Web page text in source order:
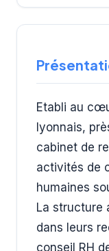
Etabli au
lyonnais,
cabinet de
activités de
humaines
La structure
dans leurs
conseil RH